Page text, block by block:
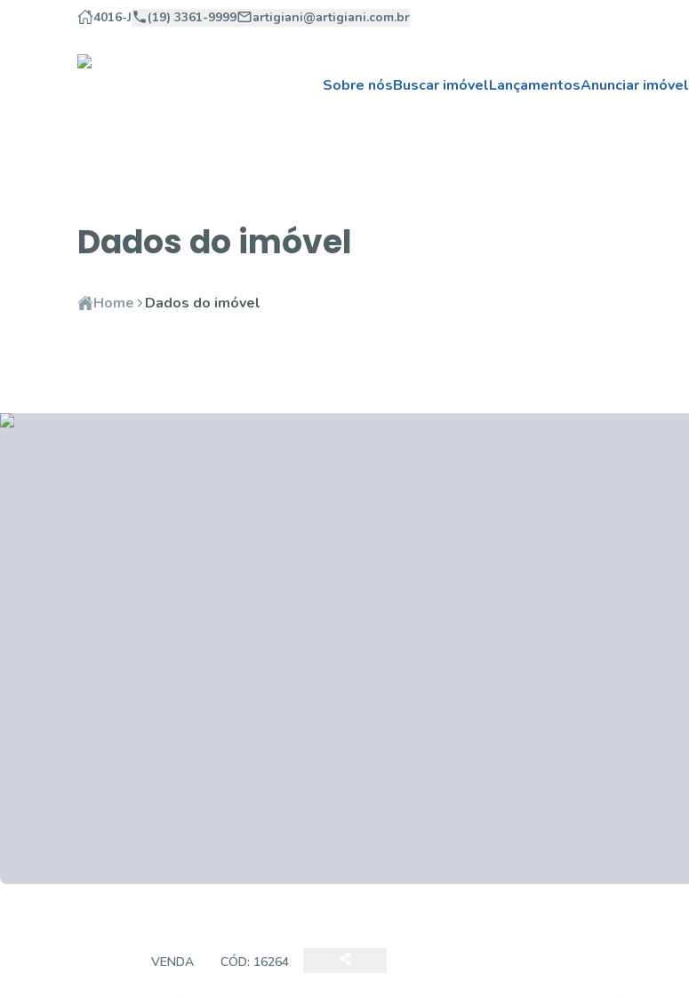
4016-J (19) 3361-9999 artigiani@artigiani.com.br
Sobre nósBuscar imóvelLançamentosAnunciar imóvel
Dados do imóvel
Home Dados do imóvel
VENDA CÓD: 16264